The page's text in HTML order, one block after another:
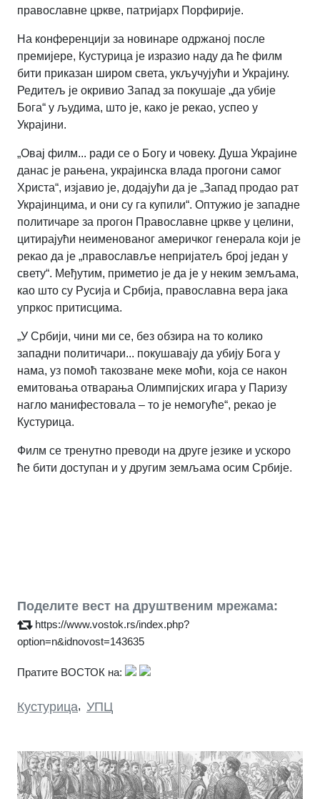
православне цркве, патријарх Порфирије.
На конференцији за новинаре одржаној после
премијере, Кустурица је изразио наду да ће филм
бити приказан широм света, укључујући и Украјину.
Редитељ је окривио Запад за покушаје „да убије
Бога“ у људима, што је, како је рекао, успео у
Украјини.
„Овај филм... ради се о Богу и човеку. Душа Украјине
данас је рањена, украјинска влада прогони самог
Христа“, изјавио је, додајући да је „Запад продао рат
Украјинцима, и они су га купили“. Оптужио је западне
политичаре за прогон Православне цркве у целини,
цитирајући неименованог америчког генерала који је
рекао да је „православље непријатељ број један у
свету“. Међутим, приметио је да је у неким земљама,
као што су Русија и Србија, православна вера јака
упркос притисцима.
„У Србији, чини ми се, без обзира на то колико
западни политичари... покушавају да убију Бога у
нама, уз помоћ такозване меке моћи, која се након
емитовања отварања Олимпијских игара у Паризу
нагло манифестовала – то је немогуће“, рекао је
Кустурица.
Филм се тренутно преводи на друге језике и ускоро
ће бити доступан и у другим земљама осим Србије.
Поделите вест на друштвеним мрежама:
https://www.vostok.rs/index.php?
option=n&idnovost=143635
Пратите ВОСТОК на:
Кустурица, УПЦ